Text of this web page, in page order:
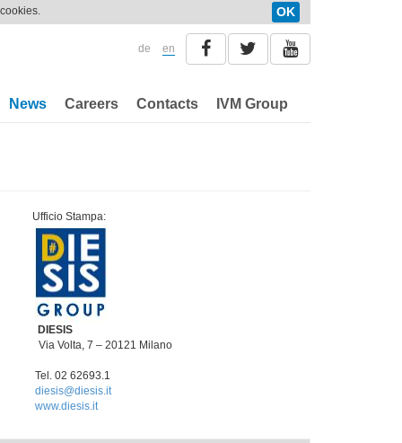
OK
de en
News Careers Contacts IVM Group
DIESIS
Via Volta, 7 – 20121 Milano
diesis@diesis.it
www.diesis.it